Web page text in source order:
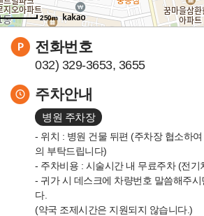
250m
전화번호
032) 329-3653, 3655
주차안내
병원 주차장
- 위치 : 병원 건물 뒤편 (주차장 협소하
의 부탁드립니다)
- 주차비용 : 시술시간 내 무료주차 (전기
- 귀가 시 데스크에 차량번호 말씀해주
다.
(약국 조제시간은 지원되지 않습니다.)